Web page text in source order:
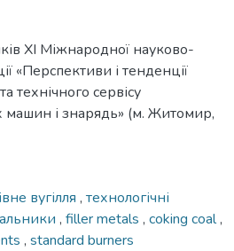
XI Міжнародної науково-
«Перспективи і тенденції
технічного сервісу
машин і знарядь» (м. Житомир,
вугілля , технологічні
, filler metals , coking coal,
, standard burners